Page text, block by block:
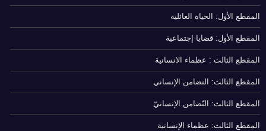
المقطع الأول: الحياة العائلية
المقطع الأول: قضايا إجتماعية
المقطع الثالث : عظماء الانسانية
المقطع الثالث: التضامن الإنساني
المقطع الثالث: التّضامن الإنسانيّ
المقطع الثالث: عظماء الإنسانية